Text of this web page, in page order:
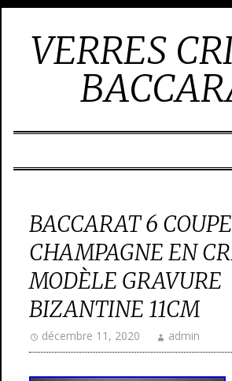
VERRES
BACCARAT 6 COUPE
CHAMPAGNE EN
MODÈLE GRAVURE
BIZANTINE 11CM
décembre 11, 2020 admin